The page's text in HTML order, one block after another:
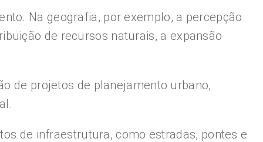
Na geografia, por exemplo, a percepção
de recursos naturais, a expansão
de projetos de planejamento urbano,
de infraestrutura, como estradas, pontes e